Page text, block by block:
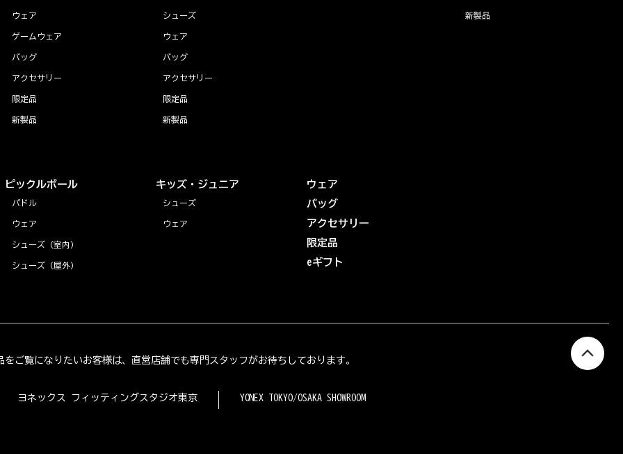
ウェア
ゲームウェア
バッグ
アクセサリー
限定品
新製品
シューズ
ウェア
バッグ
アクセサリー
限定品
新製品
新製品
ピックルボール
パドル
ウェア
シューズ（室内）
シューズ（屋外）
キッズ・ジュニア
シューズ
ウェア
ウェア
バッグ
アクセサリー
限定品
eギフト
をご覧になりたいお客様は、直営店舗でも専門スタッフがお待ちしております。
ヨネックス フィッティングスタジオ東京 YONEX TOKYO/OSAKA SHOWROOM